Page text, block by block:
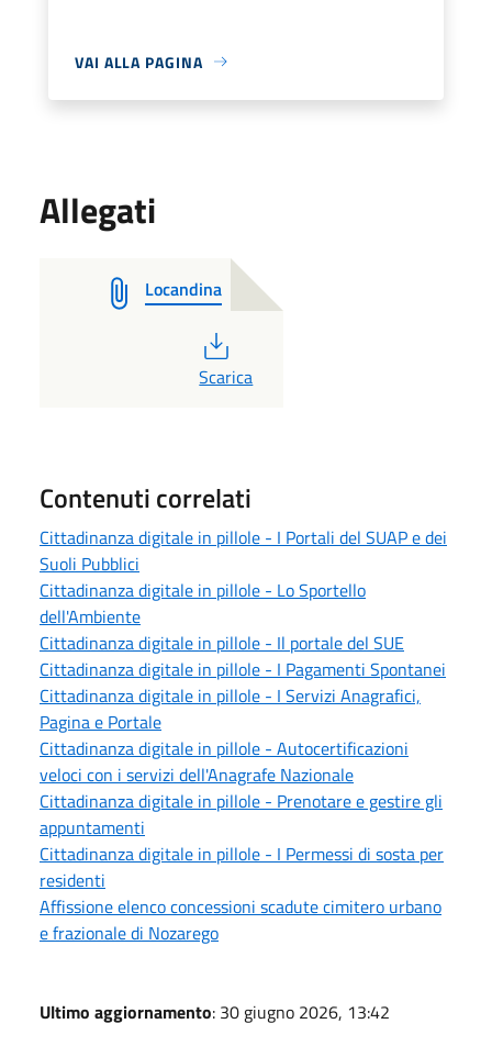
VAI ALLA PAGINA
Allegati
Locandina
PDF
Scarica
Contenuti correlati
Cittadinanza digitale in pillole - I Portali del SUAP e dei
Suoli Pubblici
Cittadinanza digitale in pillole - Lo Sportello
dell'Ambiente
Cittadinanza digitale in pillole - Il portale del SUE
Cittadinanza digitale in pillole - I Pagamenti Spontanei
Cittadinanza digitale in pillole - I Servizi Anagrafici,
Pagina e Portale
Cittadinanza digitale in pillole - Autocertificazioni
veloci con i servizi dell'Anagrafe Nazionale
Cittadinanza digitale in pillole - Prenotare e gestire gli
appuntamenti
Cittadinanza digitale in pillole - I Permessi di sosta per
residenti
Affissione elenco concessioni scadute cimitero urbano
e frazionale di Nozarego
Ultimo aggiornamento: 30 giugno 2026, 13:42